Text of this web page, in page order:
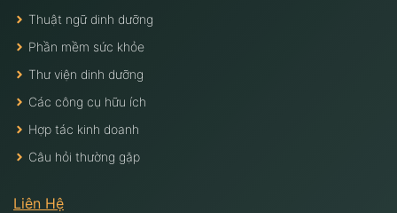
Thuật ngữ dinh dưỡng
Phần mềm sức khỏe
Thư viện dinh dưỡng
Các công cụ hữu ích
Hợp tác kinh doanh
Câu hỏi thường gặp
Liên Hệ